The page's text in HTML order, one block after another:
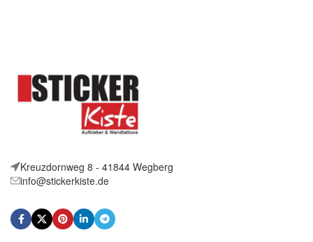
Kreuzdornweg 8 - 41844 Wegberg
info@stickerkiste.de